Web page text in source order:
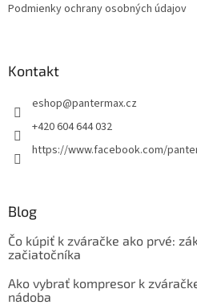
Podmienky ochrany osobných údajov
Kontakt
eshop@pantermax.cz
+420 604 644 032
https://www.facebook.com/
Blog
Čo kúpiť k zváračke ako prvé:
začiatočníka
Ako vybrať kompresor k
nádoba